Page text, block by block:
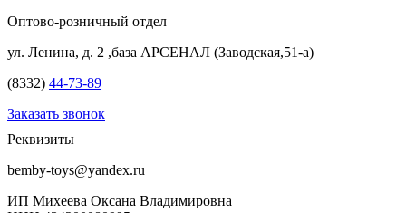
Оптово-розничный отдел
ул. Ленина, д. 2 ,база АРСЕНАЛ (Заводская,51-а)
(8332) 44-73-89
Заказать звонок
Реквизиты
bemby-toys@yandex.ru
ИП Михеева Оксана Владимировна